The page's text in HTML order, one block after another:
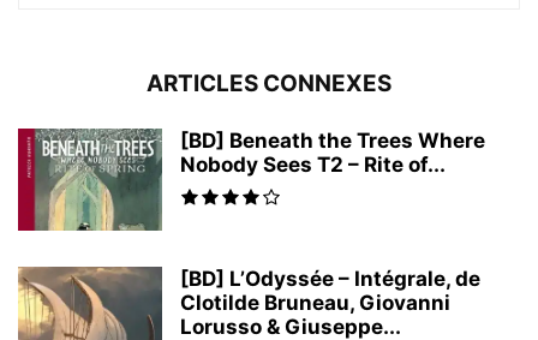
ARTICLES CONNEXES
[BD] Beneath the Trees Where
Nobody Sees T2 – Rite of...
[BD] L’Odyssée – Intégrale, de
Clotilde Bruneau, Giovanni
Lorusso & Giuseppe...